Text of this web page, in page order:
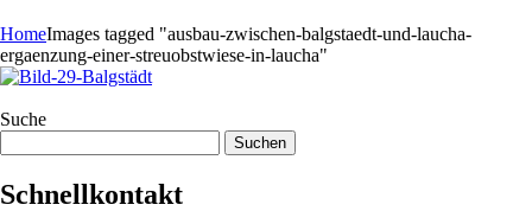
HomeImages tagged "ausbau-zwischen-balgstaedt-und-laucha-
ergaenzung-einer-streuobstwiese-in-laucha"
Suche
nach:
Schnellkontakt